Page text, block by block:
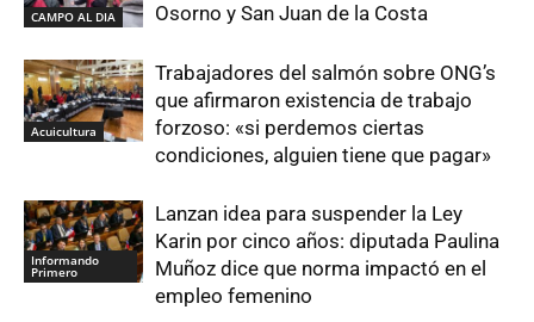
CAMPO AL DIA
Osorno y San Juan de la Costa
Acuicultura
Trabajadores del salmón sobre ONG’s
que afirmaron existencia de trabajo
forzoso: «si perdemos ciertas
condiciones, alguien tiene que pagar»
Informando
Primero
Lanzan idea para suspender la Ley
Karin por cinco años: diputada Paulina
Muñoz dice que norma impactó en el
empleo femenino